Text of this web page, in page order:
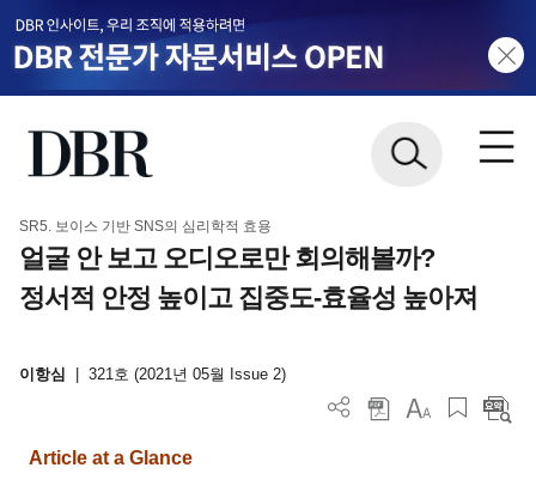
SR5. 보이스 기반 SNS의 심리학적 효용
얼굴 안 보고 오디오로만 회의해볼까?
정서적 안정 높이고 집중도-효율성 높아져
이항심 321호 (2021년 05월 Issue 2)
Article at a Glance